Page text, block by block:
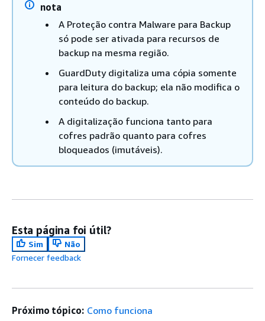
nota
A Proteção contra Malware para Backup
só pode ser ativada para recursos de
backup na mesma região.
GuardDuty digitaliza uma cópia somente
para leitura do backup; ela não modifica o
conteúdo do backup.
A digitalização funciona tanto para
cofres padrão quanto para cofres
bloqueados (imutáveis).
Esta página foi útil?
Sim
Não
Fornecer feedback
Próximo tópico: Como funciona